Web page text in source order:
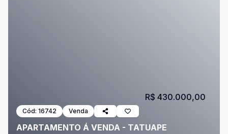
Cód: 16742 Venda
APARTAMENTO Á VENDA - TATUAPE
R$ 430.000,00